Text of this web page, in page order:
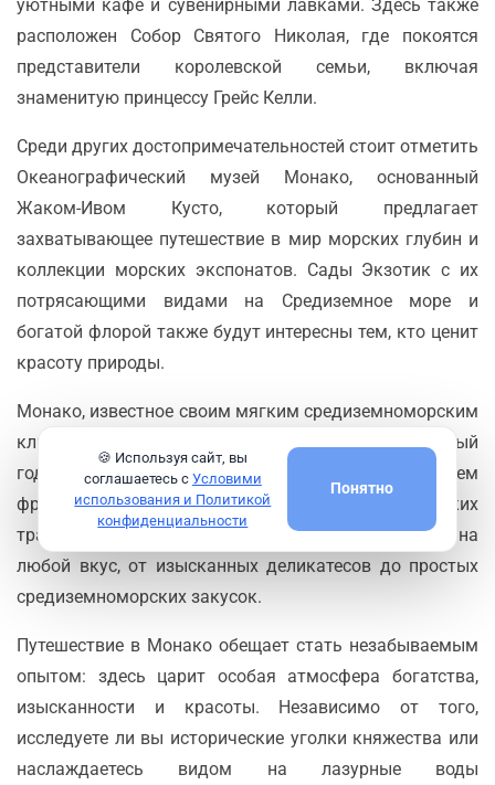
уютными кафе и сувенирными лавками. Здесь также
расположен Собор Святого Николая, где покоятся
представители королевской семьи, включая
знаменитую принцессу Грейс Келли.
Среди других достопримечательностей стоит отметить
Океанографический музей Монако, основанный
Жаком-Ивом Кусто, который предлагает
захватывающее путешествие в мир морских глубин и
коллекции морских экспонатов. Сады Экзотик с их
потрясающими видами на Средиземное море и
богатой флорой также будут интересны тем, кто ценит
красоту природы.
Монако, известное своим мягким средиземноморским
климатом, идеально подходит для отдыха круглый
год. Кухня княжества отличается влиянием
французской и итальянской гастрономических
традиций, и местные рестораны предлагают блюда на
любой вкус, от изысканных деликатесов до простых
средиземноморских закусок.
Путешествие в Монако обещает стать незабываемым
опытом: здесь царит особая атмосфера богатства,
изысканности и красоты. Независимо от того,
исследуете ли вы исторические уголки княжества или
наслаждаетесь видом на лазурные воды
🍪 Используя сайт, вы
соглашаетесь с Условими
использования и Политикой
конфиденциальности
Понятно